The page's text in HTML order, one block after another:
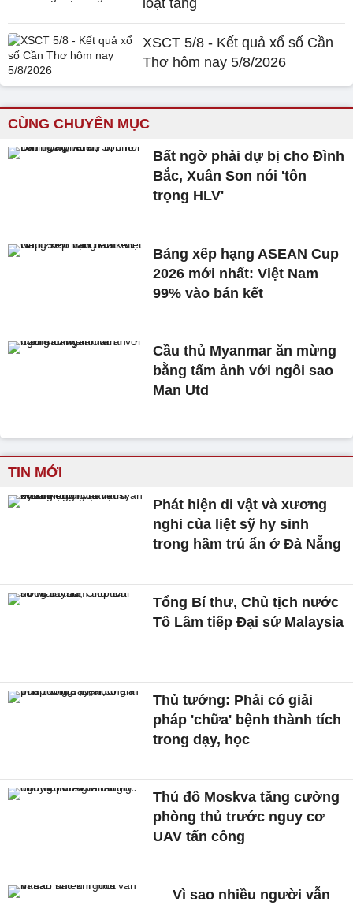
XSCT 5/8 - Kết quả xổ số Cần
Thơ hôm nay 5/8/2026
CÙNG CHUYÊN MỤC
Bất ngờ phải dự bị cho Đình
Bắc, Xuân Son nói 'tôn
trọng HLV'
Bảng xếp hạng ASEAN Cup
2026 mới nhất: Việt Nam
99% vào bán kết
Cầu thủ Myanmar ăn mừng
bằng tấm ảnh với ngôi sao
Man Utd
TIN MỚI
Phát hiện di vật và xương
nghi của liệt sỹ hy sinh
trong hầm trú ẩn ở Đà Nẵng
Tổng Bí thư, Chủ tịch nước
Tô Lâm tiếp Đại sứ Malaysia
Thủ tướng: Phải có giải
pháp 'chữa' bệnh thành tích
trong dạy, học
Thủ đô Moskva tăng cường
phòng thủ trước nguy cơ
UAV tấn công
Vì sao nhiều người vẫn